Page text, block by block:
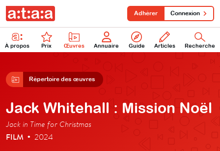
À propos Prix Œuvres Annuaire Guide Articles Recherche
Adhérer Connexion
Répertoire des œuvres
Jack Whitehall : Mission Noël
Jack in Time for Christmas
FILM • 2024